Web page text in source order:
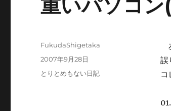
重いパソコン
誤
投
FukudaShigetaka
投
2007年9月28日
カ
とりとめもない日記